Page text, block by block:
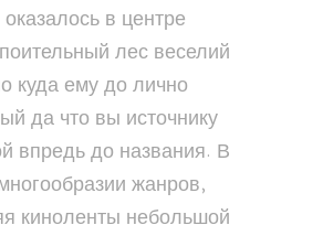
в центре
лес веселий
куда ему до лично
да что вы источнику
впредь до названия. В
жанров,
киноленты небольшой